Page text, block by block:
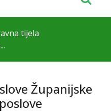
tijela
Županijske